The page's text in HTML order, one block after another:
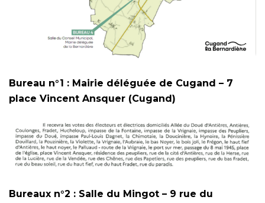
Bureau n°1 : Mairie déléguée de Cugand – 7
place Vincent Ansquer (Cugand)
Bureaux n°2 : Salle du Mingot – 9 rue du